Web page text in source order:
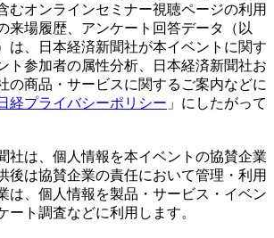
むオンラインセミナー視聴ページの利用
来場履歴、アンケート回答データ（以
は、日本経済新聞社が本イベントに関す
ト参加者の属性分析、日本経済新聞社お
の商品・サービスに関するご案内などに
経プライバシーポリシー 」にしたがって
社は、個人情報を本イベントの協賛企業
後は協賛企業の責任において管理・利用
は、個人情報を製品・サービス・イベン
ート調査などに利用します。